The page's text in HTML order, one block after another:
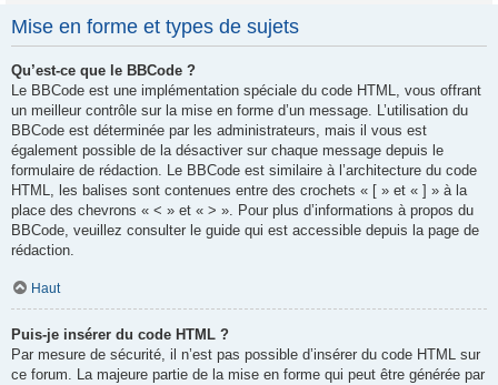
Mise en forme et types de sujets
Qu’est-ce que le BBCode ?
Le BBCode est une implémentation spéciale du code HTML, vous offrant
un meilleur contrôle sur la mise en forme d’un message. L’utilisation du
BBCode est déterminée par les administrateurs, mais il vous est
également possible de la désactiver sur chaque message depuis le
formulaire de rédaction. Le BBCode est similaire à l’architecture du code
HTML, les balises sont contenues entre des crochets « [ » et « ] » à la
place des chevrons « < » et « > ». Pour plus d’informations à propos du
BBCode, veuillez consulter le guide qui est accessible depuis la page de
rédaction.
Haut
Puis-je insérer du code HTML ?
Par mesure de sécurité, il n’est pas possible d’insérer du code HTML sur
ce forum. La majeure partie de la mise en forme qui peut être générée par